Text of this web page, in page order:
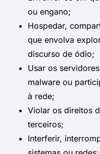
ou engano;
Hospedar,
que envolva
discurso de ódio;
Usar os
malware ou
à rede;
Violar os direitos
terceiros;
Interferir,